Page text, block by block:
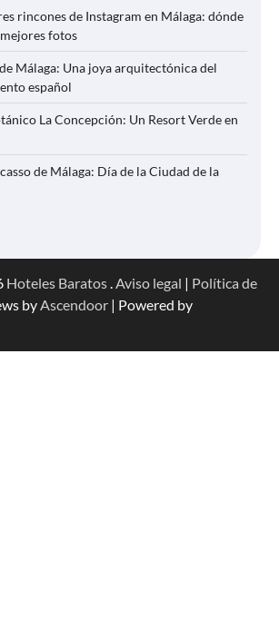
rincones de Instagram en Málaga: dónde
fotos
Málaga: Una joya arquitectónica del
español
La Concepción: Un Resort Verde en
de Málaga: Día de la Ciudad de la
Hoteles Baratos.Aviso legal | Política de
byAscendoor | Powered by